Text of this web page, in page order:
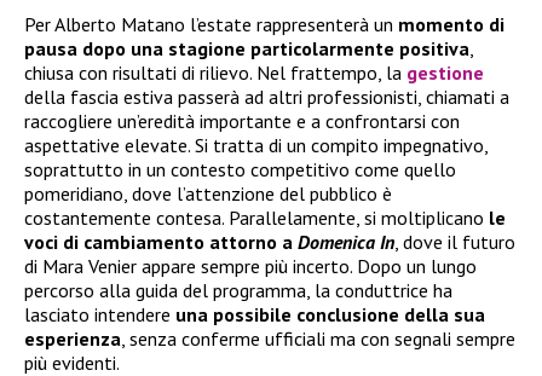
Per Alberto Matano l’estate rappresenterà un momento di
pausa dopo una stagione particolarmente positiva
chiusa con risultati di rilievo. Nel frattempo, la gestione
della fascia estiva passerà ad altri professionisti, chiamati a
raccogliere un’eredità importante e a confrontarsi con
aspettative elevate. Si tratta di un compito impegnativo,
soprattutto in un contesto competitivo come quello
pomeridiano, dove l’attenzione del pubblico è
costantemente contesa. Parallelamente, si moltiplicano le
voci di cambiamento attorno a Domenica In , dove il futuro
di Mara Venier appare sempre più incerto. Dopo un lungo
percorso alla guida del programma, la conduttrice ha
lasciato intendere una possibile conclusione della sua
esperienza , senza conferme ufficiali ma con segnali sempre
più evidenti.